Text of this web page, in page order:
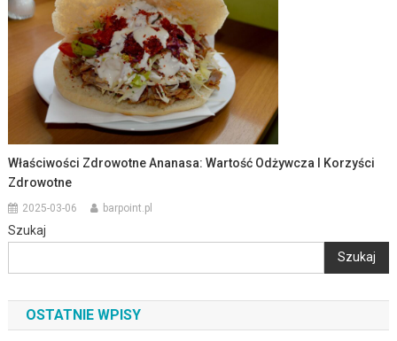
Właściwości Zdrowotne Ananasa: Wartość Odżywcza I Korzyści
Zdrowotne
2025-03-06 barpoint.pl
Szukaj
Szukaj
OSTATNIE WPISY